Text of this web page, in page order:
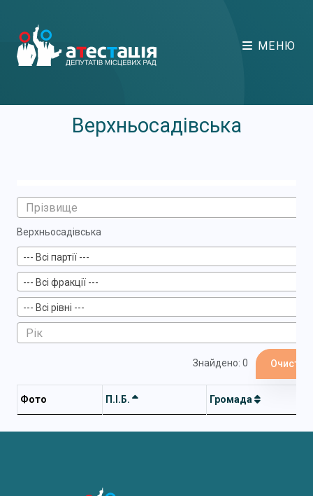
МЕНЮ
Верхньосадівська
Верхньосадівська
--- Всі партії ---
--- Всі фракції ---
--- Всі рівні ---
Знайдено: 0
Фото П.І.Б. Громада